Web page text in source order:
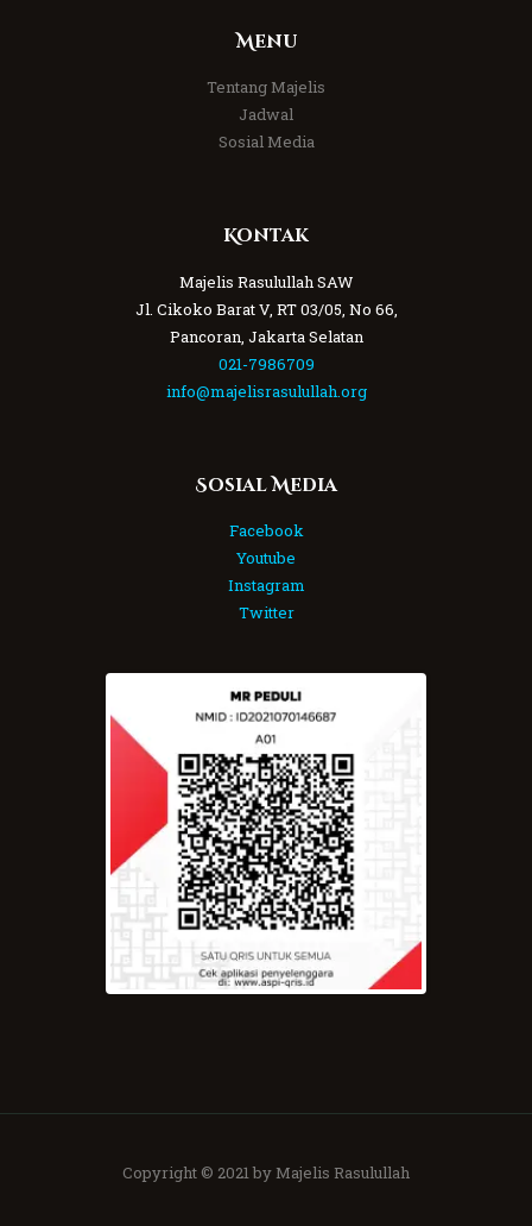
Menu
Tentang Majelis
Jadwal
Sosial Media
Kontak
Majelis Rasulullah SAW
Jl. Cikoko Barat V, RT 03/05, No 66,
Pancoran, Jakarta Selatan
021-7986709
info@majelisrasulullah.org
Sosial Media
Facebook
Youtube
Instagram
Twitter
Copyright © 2021 by Majelis Rasulullah